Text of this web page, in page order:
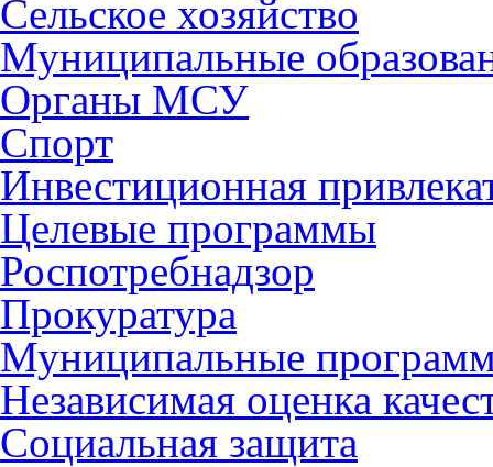
Сельское хозяйство
Муниципальные
Органы МСУ
Спорт
Инвестиционная
Целевые программы
Роспотребнадзор
Прокуратура
Муниципальные
Независимая оценка
Социальная защита